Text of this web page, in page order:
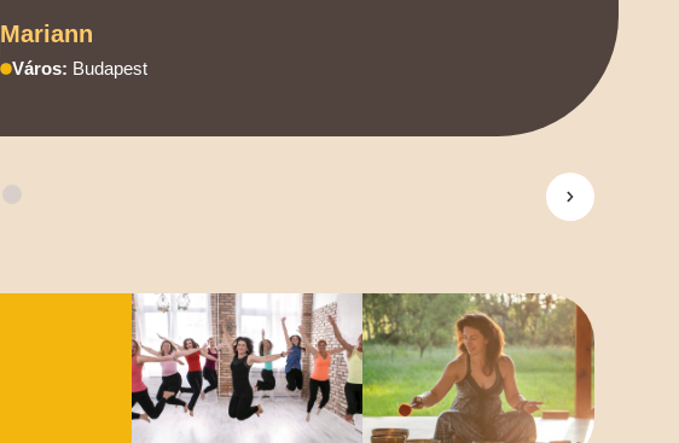
Mariann
Város: Budapest